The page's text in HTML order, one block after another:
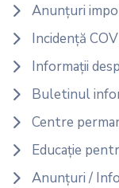
Anunțuri
Incidență
Informații
Buletinul
Centre
Educație
Anunțuri /